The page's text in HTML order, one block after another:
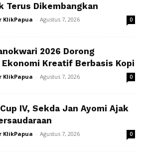
Terus Dikembangkan
KlikPapua - Agustus 7, 2026 0
2026 Dorong
Ekonomi Kreatif Berbasis Kopi
KlikPapua - Agustus 7, 2026 0
IV, Sekda Jan Ayomi Ajak
KlikPapua - Agustus 7, 2026 0